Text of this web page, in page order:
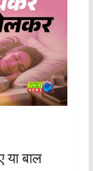
या बाल